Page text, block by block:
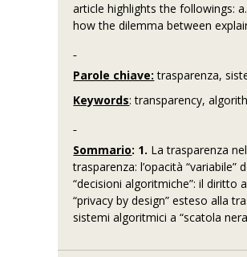
article highlights the followings:
how the dilemma between
Parole chiave: trasparenza,
Keywords: transparency,
Sommario: 1. La trasparenza
trasparenza: l’opacità
“decisioni algoritmiche”: il diritto
“privacy by design” esteso alla
sistemi algoritmici a “scatola